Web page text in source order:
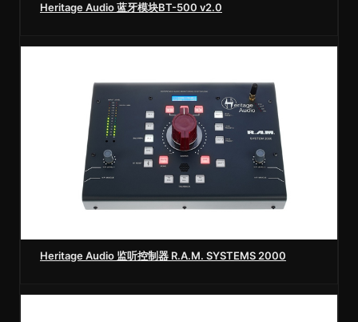
Heritage Audio 蓝牙模块BT-500 v2.0
Heritage Audio 监听控制器 R.A.M. SYSTEMS 2000